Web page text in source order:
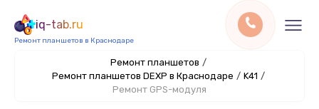
iq-tab.ru
Ремонт планшетов в Краснодаре
Ремонт планшетов /
Ремонт планшетов DEXP в Краснодаре / K41 /
Ремонт GPS-модуля